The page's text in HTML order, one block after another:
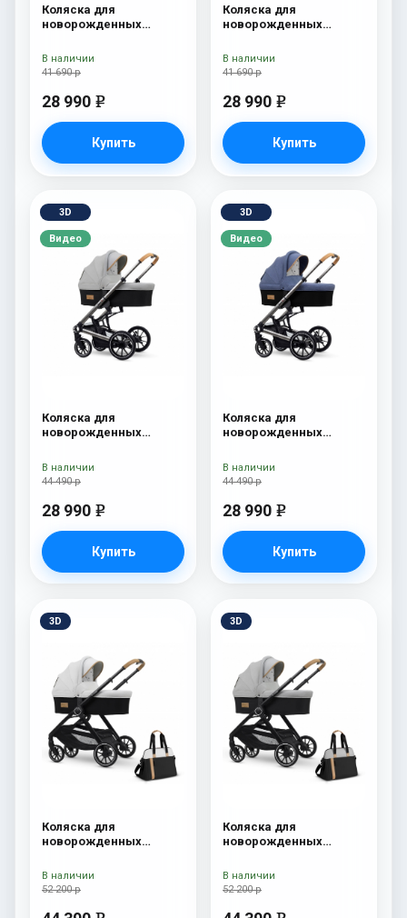
Коляска для
новорожденных
41 690 р
28 990 e
Купить
В наличии
Коляска для
новорожденных
41 690 р
28 990 e
Купить
В наличии
3D
Видео
Коляска для
новорожденных
44 490 р
28 990 e
Купить
В наличии
3D
Видео
Коляска для
новорожденных
44 490 р
28 990 e
Купить
В наличии
3D
Коляска для
новорожденных
сумка Sahara
52 200 р
В наличии
3D
Коляска для
новорожденных
сумка Grey
52 200 р
В наличии